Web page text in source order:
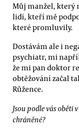
Můj manžel, který
lidí, kteří mě
které promluvily.
Dostávám ale i
psychiatr, mi
že mi pan doktor
obtěžování začal
Růžence.
Jsou podle vás oběti
chráněné?